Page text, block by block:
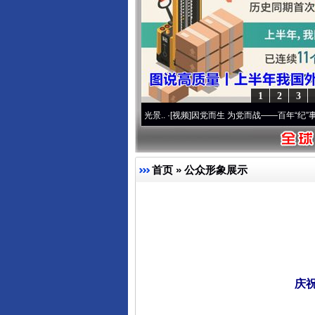
3
2
1
因党而生 为党而战——百年“纪”事⑧加强纪律..·[视
首页 » 公众形象展示
庆